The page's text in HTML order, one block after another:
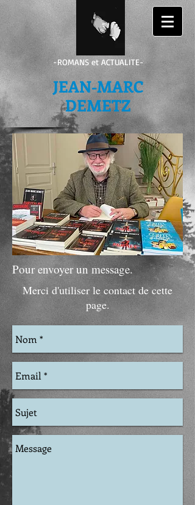
-ROMANS et ACTUALITE-
JEAN-MARC
DEMETZ
Pour envoyer un message.
Merci d'utiliser le contact de cette
page.